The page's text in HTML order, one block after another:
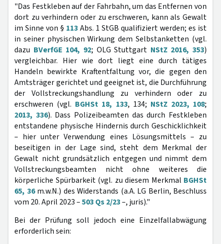
"Das Festkleben auf der Fahrbahn, um das Entfernen von
dort zu verhindern oder zu erschweren, kann als Gewalt
im Sinne von § 113Abs. 1 StGB qualifiziert werden; es ist
in seiner physischen Wirkung dem Selbstanketten (vgl.
dazu BVerfGE 104, 92; OLG Stuttgart NStZ 2016, 353)
vergleichbar. Hier wie dort liegt eine durch tätiges
Handeln bewirkte Kraftentfaltung vor, die gegen den
Amtsträger gerichtet und geeignet ist, die Durchführung
der Vollstreckungshandlung zu verhindern oder zu
erschweren (vgl. BGHSt 18, 133, 134; NStZ 2023, 108;
2013, 336). Dass Polizeibeamten das durch Festkleben
entstandene physische Hindernis durch Geschicklichkeit
– hier unter Verwendung eines Lösungsmittels – zu
beseitigen in der Lage sind, steht dem Merkmal der
Gewalt nicht grundsätzlich entgegen und nimmt dem
Vollstreckungsbeamten nicht ohne weiteres die
körperliche Spürbarkeit (vgl. zu diesem Merkmal BGHSt
65, 36m.w.N.) des Widerstands (a.A. LG Berlin, Beschluss
vom 20. April 2023 –503 Qs 2/23–, juris)."
Bei der Prüfung soll jedoch eine Einzelfallabwägung
erforderlich sein: